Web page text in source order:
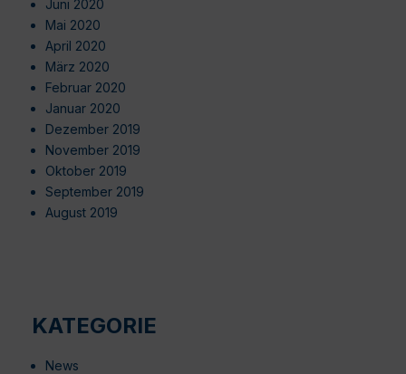
Juni 2020
Mai 2020
April 2020
März 2020
Februar 2020
Januar 2020
Dezember 2019
November 2019
Oktober 2019
September 2019
August 2019
KATEGORIE
News